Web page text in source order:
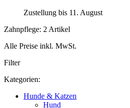
Zustellung bis 11. August
Zahnpflege: 2 Artikel
Alle Preise inkl. MwSt.
Filter
Kategorien:
Hunde & Katzen
Hund